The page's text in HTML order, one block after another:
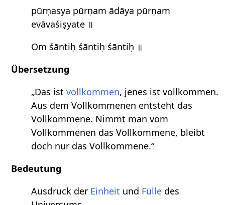
pūrṇasya pūrṇam ādāya pūrṇam
evāvaśiṣyate ॥
Om śāntiḥ śāntiḥ śāntiḥ ॥
Übersetzung
„Das istvollkommen, jenes ist vollkommen.
Aus dem Vollkommenen entsteht das
Vollkommene. Nimmt man vom
Vollkommenen das Vollkommene, bleibt
doch nur das Vollkommene.“
Bedeutung
Ausdruck der Einheit und Fülle des